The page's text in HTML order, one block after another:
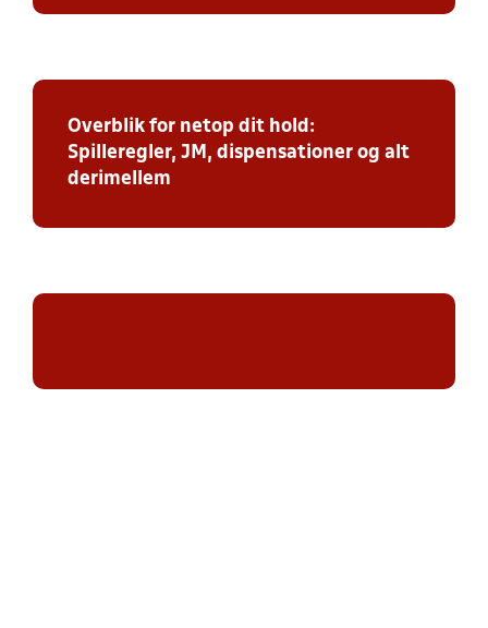
Overblik for netop dit hold:
Spilleregler, JM, dispensationer og alt
derimellem